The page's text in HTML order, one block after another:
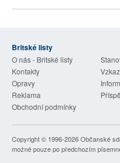
Britské listy
O nás - Britské listy
Kontakty
Opravy
Reklama
Obchodní podmínky
Copyright © 1996-2026Občanské
možné pouze po předchozím